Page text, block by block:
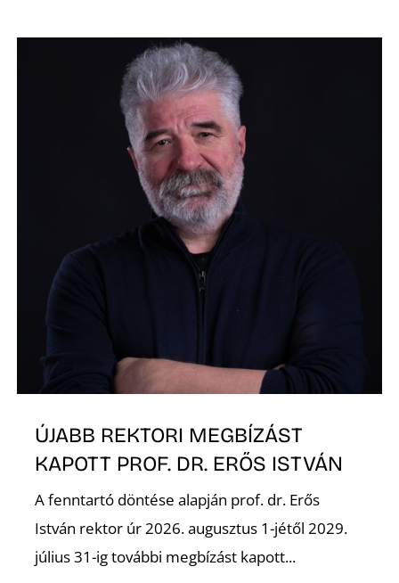
ÚJABB REKTORI MEGBÍZÁST
KAPOTT PROF. DR. ERŐS ISTVÁN
A fenntartó döntése alapján prof. dr. Erős
István rektor úr 2026. augusztus 1-jétől 2029.
július 31-ig további megbízást kapott...